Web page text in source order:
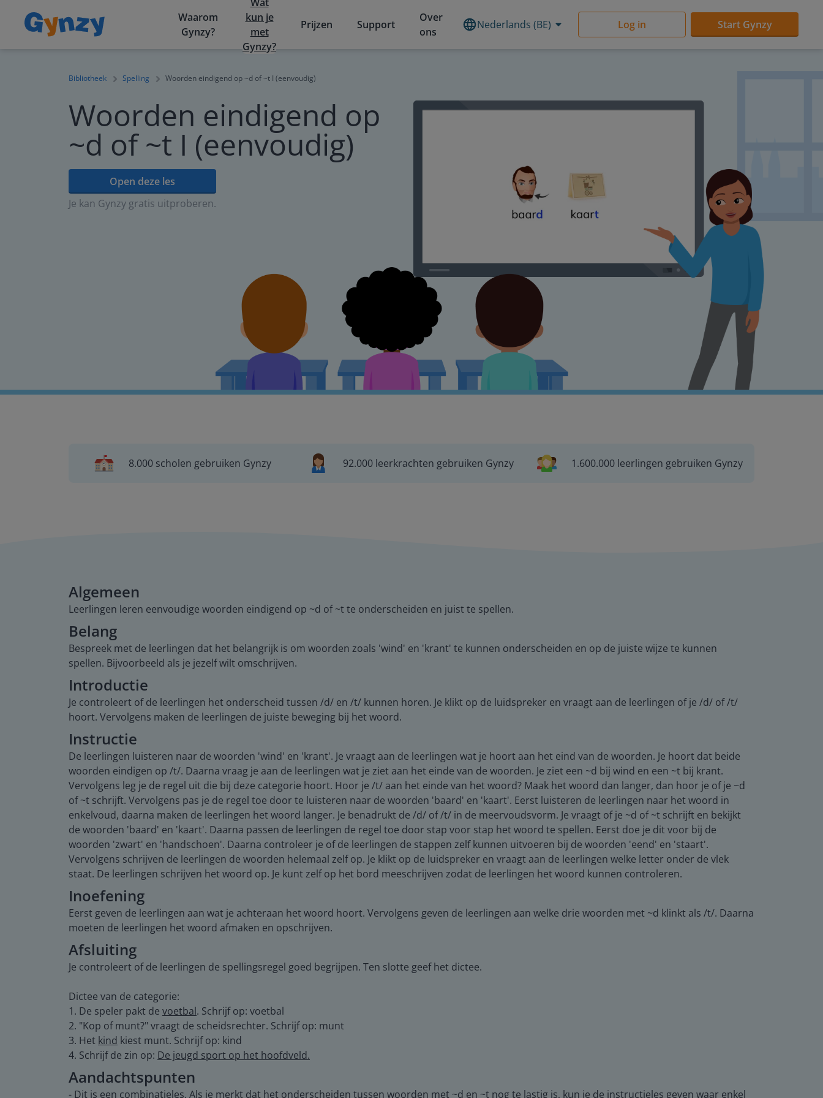
Waarom
Gynzy?
kun je
met
Gynzy?
Prijzen Support
Over
ons
Nederlands (BE) Log in Start Gynzy
Bibliotheek Spelling Woorden eindigend op ~d of ~t I (eenvoudig)
Woorden eindigend op
~d of ~t I (eenvoudig)
Open deze les
Je kan Gynzy gratis uitproberen.
8.000 scholen gebruiken Gynzy 92.000 leerkrachten gebruiken Gynzy 1.600.000 leerlingen gebruiken Gynzy
Algemeen
Leerlingen leren eenvoudige woorden eindigend op ~d of ~t te onderscheiden en juist te spellen.
Belang
Bespreek met de leerlingen dat het belangrijk is om woorden zoals 'wind' en 'krant' te kunnen onderscheiden en op de juiste wijze te kunnen
spellen. Bijvoorbeeld als je jezelf wilt omschrijven.
Introductie
Je controleert of de leerlingen het onderscheid tussen /d/ en /t/ kunnen horen. Je klikt op de luidspreker en vraagt aan de leerlingen of je /d/ of /t/
hoort. Vervolgens maken de leerlingen de juiste beweging bij het woord.
Instructie
De leerlingen luisteren naar de woorden 'wind' en 'krant'. Je vraagt aan de leerlingen wat je hoort aan het eind van de woorden. Je hoort dat beide
woorden eindigen op /t/. Daarna vraag je aan de leerlingen wat je ziet aan het einde van de woorden. Je ziet een ~d bij wind en een ~t bij krant.
Vervolgens leg je de regel uit die bij deze categorie hoort. Hoor je /t/ aan het einde van het woord? Maak het woord dan langer, dan hoor je of je ~d
of ~t schrijft. Vervolgens pas je de regel toe door te luisteren naar de woorden 'baard' en 'kaart'. Eerst luisteren de leerlingen naar het woord in
enkelvoud, daarna maken de leerlingen het woord langer. Je benadrukt de /d/ of /t/ in de meervoudsvorm. Je vraagt of je ~d of ~t schrijft en bekijkt
de woorden 'baard' en 'kaart'. Daarna passen de leerlingen de regel toe door stap voor stap het woord te spellen. Eerst doe je dit voor bij de
woorden 'zwart' en 'handschoen'. Daarna controleer je of de leerlingen de stappen zelf kunnen uitvoeren bij de woorden 'eend' en 'staart'.
Vervolgens schrijven de leerlingen de woorden helemaal zelf op. Je klikt op de luidspreker en vraagt aan de leerlingen welke letter onder de vlek
staat. De leerlingen schrijven het woord op. Je kunt zelf op het bord meeschrijven zodat de leerlingen het woord kunnen controleren.
Inoefening
Eerst geven de leerlingen aan wat je achteraan het woord hoort. Vervolgens geven de leerlingen aan welke drie woorden met ~d klinkt als /t/. Daarna
moeten de leerlingen het woord afmaken en opschrijven.
Afsluiting
Je controleert of de leerlingen de spellingsregel goed begrijpen. Ten slotte geef het dictee.
Dictee van de categorie:
1. De speler pakt de voetbal. Schrijf op: voetbal
2. "Kop of munt?" vraagt de scheidsrechter. Schrijf op: munt
3. Het kind kiest munt. Schrijf op: kind
4. Schrijf de zin op: De jeugd sport op het hoofdveld.
Aandachtspunten
- Dit is een combinatieles. Als je merkt dat het onderscheiden tussen woorden met ~d en ~t nog te lastig is, kun je de instructieles geven waar enkel